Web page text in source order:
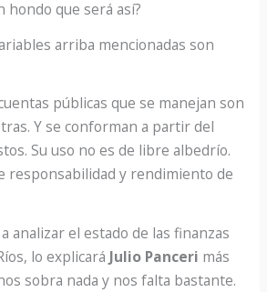
hondo que será así?
arriba mencionadas son
públicas que se manejan son
Y se conforman a partir del
Su uso no es de libre albedrío.
responsabilidad y rendimiento de
analizar el estado de las finanzas
lo explicará Julio Panceri más
sobra nada y nos falta bastante.